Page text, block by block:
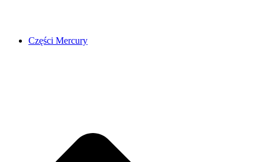
Części Mercury